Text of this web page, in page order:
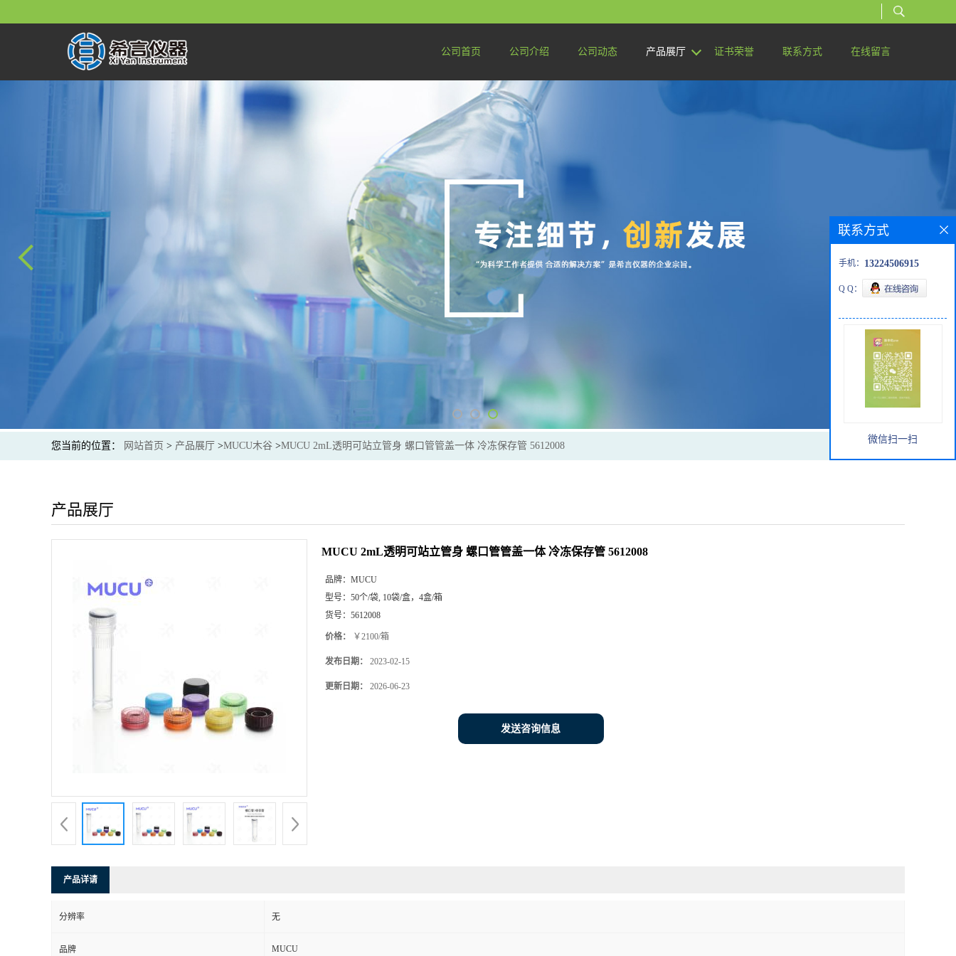
公司首页 公司介绍 公司动态 产品展厅 证书荣誉 联系方式 在线留言
您当前的位置： 网站首页 > 产品展厅 >MUCU木谷 >MUCU 2mL透明可站立管身 螺口管管盖一体 冷冻保存管 5612008
产品展厅
MUCU 2mL透明可站立管身 螺口管管盖一体 冷冻保存管 5612008
品牌： MUCU
型号： 50个/袋, 10袋/盒，4盒/箱
货号： 5612008
价格： ￥2100/箱
发布日期： 2023-02-15
更新日期： 2026-06-23
发送咨询信息
产品详请
分辨率 无
品牌 MUCU
联系方式
手机： 13224506915
Q Q：
微信扫一扫